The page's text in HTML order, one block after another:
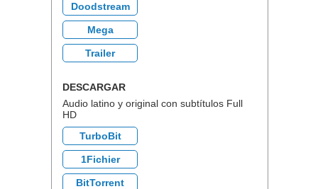
Doodstream
Mega
Trailer
DESCARGAR
Audio latino y original con subtítulos Full
HD
TurboBit
1Fichier
BitTorrent